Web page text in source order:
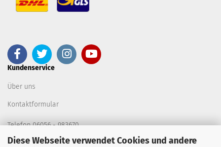
Diese Webseite verwendet Cookies und andere
Kundenservice
Über uns
Kontaktformular
Telefon 06056 - 983670